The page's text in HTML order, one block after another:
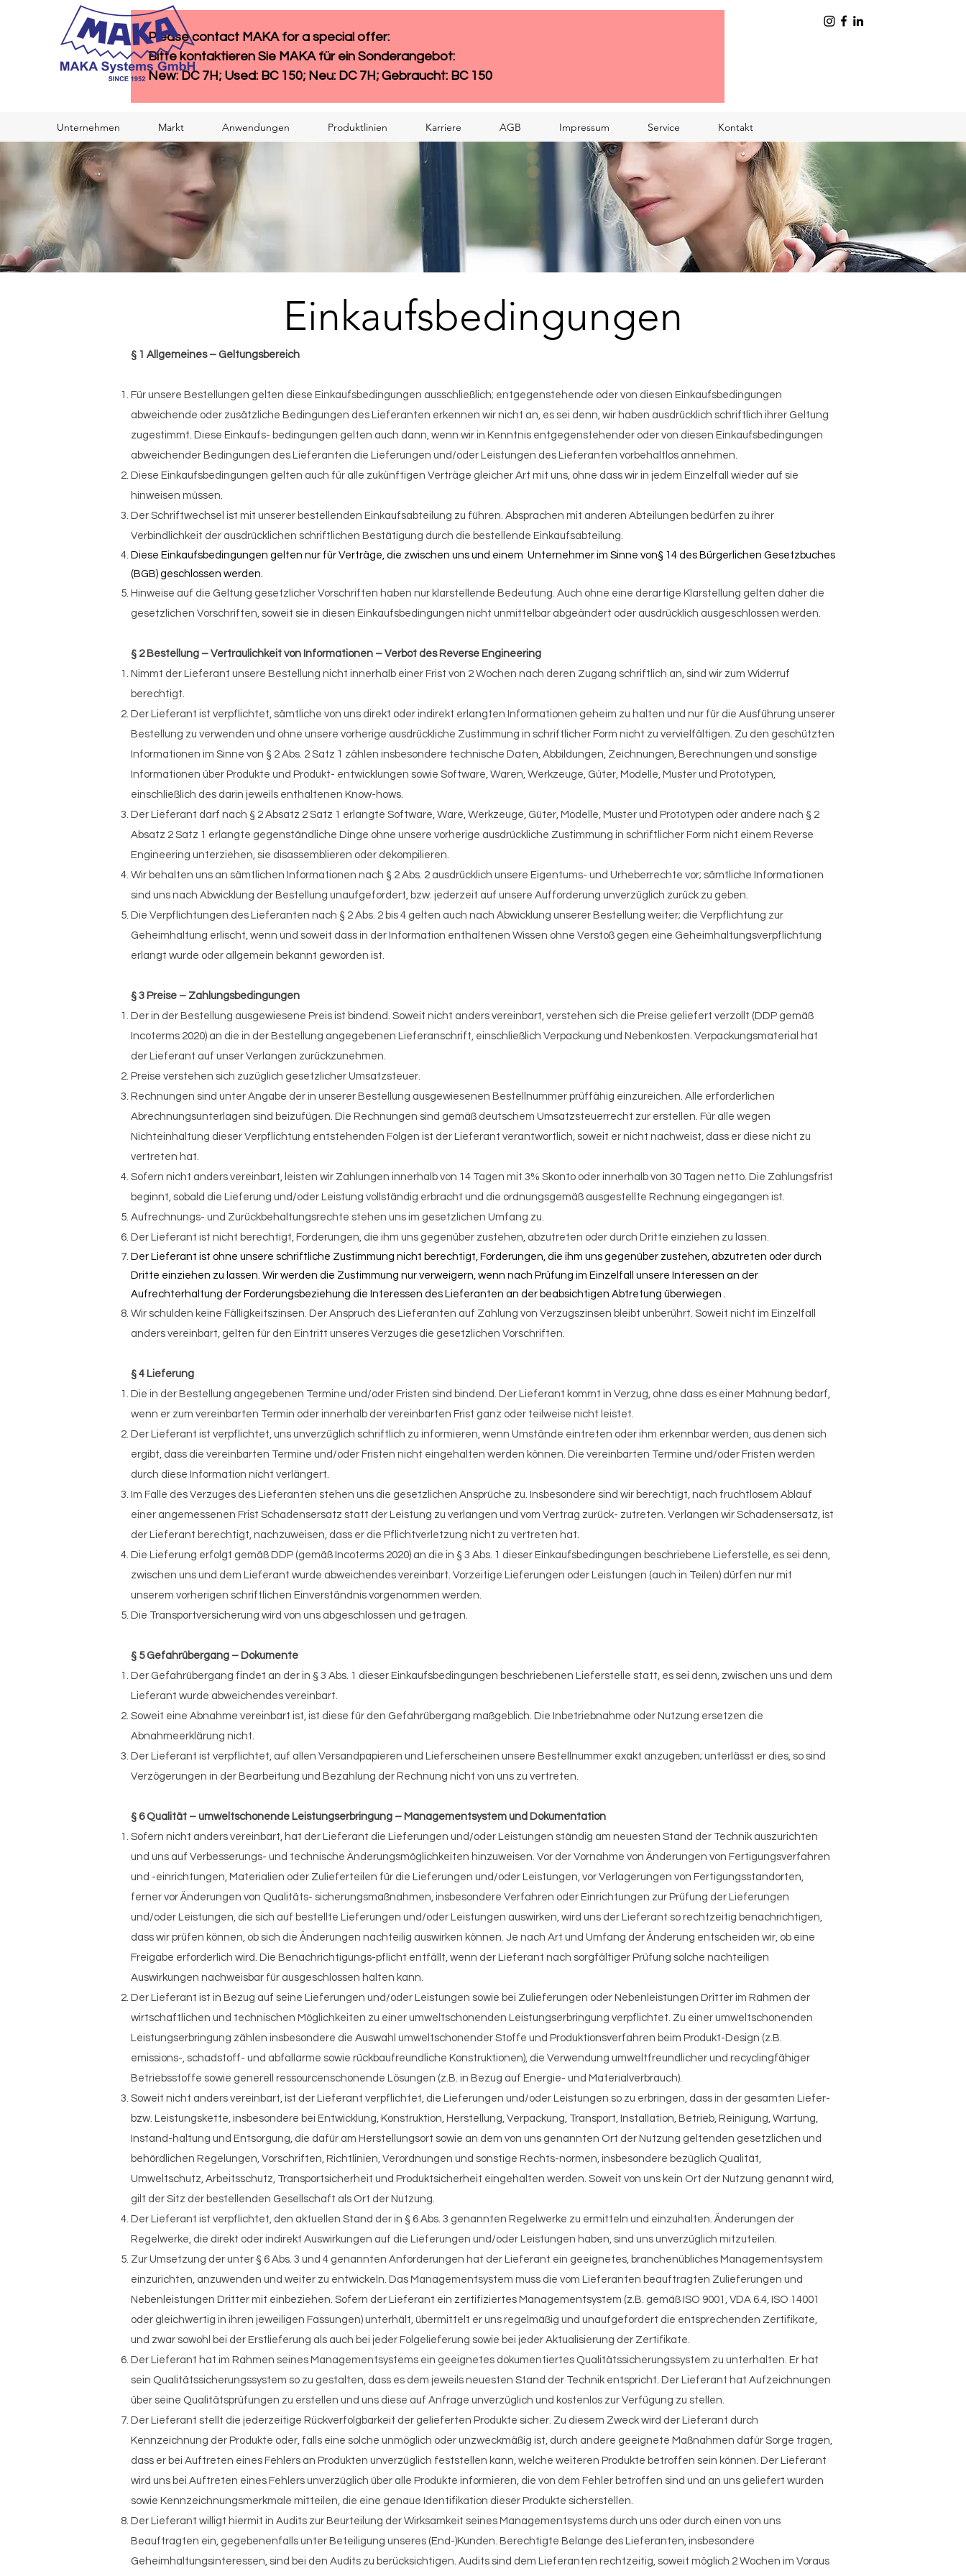
Unternehmen Markt Anwendungen Produktlinien Karriere AGB Impressum Service Kontakt
Please contact MAKA for a special offer:
Bitte kontaktieren Sie MAKA für ein Sonderangebot:
New: DC 7H; Used: BC 150; Neu: DC 7H; Gebraucht: BC 150
Einkaufsbedingungen
§ 1 Allgemeines – Geltungsbereich
Für unsere Bestellungen gelten diese Einkaufsbedingungen ausschließlich; entgegenstehende oder von diesen Einkaufsbedingungen
abweichende oder zusätzliche Bedingungen des Lieferanten erkennen wir nicht an, es sei denn, wir haben ausdrücklich schriftlich ihrer Geltung
zugestimmt. Diese Einkaufs- bedingungen gelten auch dann, wenn wir in Kenntnis entgegenstehender oder von diesen Einkaufsbedingungen
abweichender Bedingungen des Lieferanten die Lieferungen und/oder Leistungen des Lieferanten vorbehaltlos annehmen.
Diese Einkaufsbedingungen gelten auch für alle zukünftigen Verträge gleicher Art mit uns, ohne dass wir in jedem Einzelfall wieder auf sie
hinweisen müssen.
Der Schriftwechsel ist mit unserer bestellenden Einkaufsabteilung zu führen. Absprachen mit anderen Abteilungen bedürfen zu ihrer
Verbindlichkeit der ausdrücklichen schriftlichen Bestätigung durch die bestellende Einkaufsabteilung.
Diese Einkaufsbedingungen gelten nur für Verträge, die zwischen uns und einem Unternehmer im Sinne von§ 14 des Bürgerlichen Gesetzbuches
(BGB) geschlossen werden.
Hinweise auf die Geltung gesetzlicher Vorschriften haben nur klarstellende Bedeutung. Auch ohne eine derartige Klarstellung gelten daher die
gesetzlichen Vorschriften, soweit sie in diesen Einkaufsbedingungen nicht unmittelbar abgeändert oder ausdrücklich ausgeschlossen werden.
§ 2 Bestellung – Vertraulichkeit von Informationen – Verbot des Reverse Engineering
Nimmt der Lieferant unsere Bestellung nicht innerhalb einer Frist von 2 Wochen nach deren Zugang schriftlich an, sind wir zum Widerruf
berechtigt.
Der Lieferant ist verpflichtet, sämtliche von uns direkt oder indirekt erlangten Informationen geheim zu halten und nur für die Ausführung unserer
Bestellung zu verwenden und ohne unsere vorherige ausdrückliche Zustimmung in schriftlicher Form nicht zu vervielfältigen. Zu den geschützten
Informationen im Sinne von § 2 Abs. 2 Satz 1 zählen insbesondere technische Daten, Abbildungen, Zeichnungen, Berechnungen und sonstige
Informationen über Produkte und Produkt- entwicklungen sowie Software, Waren, Werkzeuge, Güter, Modelle, Muster und Prototypen,
einschließlich des darin jeweils enthaltenen Know-hows.
Der Lieferant darf nach § 2 Absatz 2 Satz 1 erlangte Software, Ware, Werkzeuge, Güter, Modelle, Muster und Prototypen oder andere nach § 2
Absatz 2 Satz 1 erlangte gegenständliche Dinge ohne unsere vorherige ausdrückliche Zustimmung in schriftlicher Form nicht einem Reverse
Engineering unterziehen, sie disassemblieren oder dekompilieren.
Wir behalten uns an sämtlichen Informationen nach § 2 Abs. 2 ausdrücklich unsere Eigentums- und Urheberrechte vor; sämtliche Informationen
sind uns nach Abwicklung der Bestellung unaufgefordert, bzw. jederzeit auf unsere Aufforderung unverzüglich zurück zu geben.
Die Verpflichtungen des Lieferanten nach § 2 Abs. 2 bis 4 gelten auch nach Abwicklung unserer Bestellung weiter; die Verpflichtung zur
Geheimhaltung erlischt, wenn und soweit dass in der Information enthaltenen Wissen ohne Verstoß gegen eine Geheimhaltungsverpflichtung
erlangt wurde oder allgemein bekannt geworden ist.
§ 3 Preise – Zahlungsbedingungen
Der in der Bestellung ausgewiesene Preis ist bindend. Soweit nicht anders vereinbart, verstehen sich die Preise geliefert verzollt (DDP gemäß
Incoterms 2020) an die in der Bestellung angegebenen Lieferanschrift, einschließlich Verpackung und Nebenkosten. Verpackungsmaterial hat
der Lieferant auf unser Verlangen zurückzunehmen.
Preise verstehen sich zuzüglich gesetzlicher Umsatzsteuer.
Rechnungen sind unter Angabe der in unserer Bestellung ausgewiesenen Bestellnummer prüffähig einzureichen. Alle erforderlichen
Abrechnungsunterlagen sind beizufügen. Die Rechnungen sind gemäß deutschem Umsatzsteuerrecht zur erstellen. Für alle wegen
Nichteinhaltung dieser Verpflichtung entstehenden Folgen ist der Lieferant verantwortlich, soweit er nicht nachweist, dass er diese nicht zu
vertreten hat.
Sofern nicht anders vereinbart, leisten wir Zahlungen innerhalb von 14 Tagen mit 3% Skonto oder innerhalb von 30 Tagen netto. Die Zahlungsfrist
beginnt, sobald die Lieferung und/oder Leistung vollständig erbracht und die ordnungsgemäß ausgestellte Rechnung eingegangen ist.
Aufrechnungs- und Zurückbehaltungsrechte stehen uns im gesetzlichen Umfang zu.
Der Lieferant ist nicht berechtigt, Forderungen, die ihm uns gegenüber zustehen, abzutreten oder durch Dritte einziehen zu lassen.
Der Lieferant ist ohne unsere schriftliche Zustimmung nicht berechtigt, Forderungen, die ihm uns gegenüber zustehen, abzutreten oder durch
Dritte einziehen zu lassen. Wir werden die Zustimmung nur verweigern, wenn nach Prüfung im Einzelfall unsere Interessen an der
Aufrechterhaltung der Forderungsbeziehung die Interessen des Lieferanten an der beabsichtigen Abtretung überwiegen .
Wir schulden keine Fälligkeitszinsen. Der Anspruch des Lieferanten auf Zahlung von Verzugszinsen bleibt unberührt. Soweit nicht im Einzelfall
anders vereinbart, gelten für den Eintritt unseres Verzuges die gesetzlichen Vorschriften.
§ 4 Lieferung
Die in der Bestellung angegebenen Termine und/oder Fristen sind bindend. Der Lieferant kommt in Verzug, ohne dass es einer Mahnung bedarf,
wenn er zum vereinbarten Termin oder innerhalb der vereinbarten Frist ganz oder teilweise nicht leistet.
Der Lieferant ist verpflichtet, uns unverzüglich schriftlich zu informieren, wenn Umstände eintreten oder ihm erkennbar werden, aus denen sich
ergibt, dass die vereinbarten Termine und/oder Fristen nicht eingehalten werden können. Die vereinbarten Termine und/oder Fristen werden
durch diese Information nicht verlängert.
Im Falle des Verzuges des Lieferanten stehen uns die gesetzlichen Ansprüche zu. Insbesondere sind wir berechtigt, nach fruchtlosem Ablauf
einer angemessenen Frist Schadensersatz statt der Leistung zu verlangen und vom Vertrag zurück- zutreten. Verlangen wir Schadensersatz, ist
der Lieferant berechtigt, nachzuweisen, dass er die Pflichtverletzung nicht zu vertreten hat.
Die Lieferung erfolgt gemäß DDP (gemäß Incoterms 2020) an die in § 3 Abs. 1 dieser Einkaufsbedingungen beschriebene Lieferstelle, es sei denn,
zwischen uns und dem Lieferant wurde abweichendes vereinbart. Vorzeitige Lieferungen oder Leistungen (auch in Teilen) dürfen nur mit
unserem vorherigen schriftlichen Einverständnis vorgenommen werden.
Die Transportversicherung wird von uns abgeschlossen und getragen.
§ 5 Gefahrübergang – Dokumente
Der Gefahrübergang findet an der in § 3 Abs. 1 dieser Einkaufsbedingungen beschriebenen Lieferstelle statt, es sei denn, zwischen uns und dem
Lieferant wurde abweichendes vereinbart.
Soweit eine Abnahme vereinbart ist, ist diese für den Gefahrübergang maßgeblich. Die Inbetriebnahme oder Nutzung ersetzen die
Abnahmeerklärung nicht.
Der Lieferant ist verpflichtet, auf allen Versandpapieren und Lieferscheinen unsere Bestellnummer exakt anzugeben; unterlässt er dies, so sind
Verzögerungen in der Bearbeitung und Bezahlung der Rechnung nicht von uns zu vertreten.
§ 6 Qualität – umweltschonende Leistungserbringung – Managementsystem und Dokumentation
Sofern nicht anders vereinbart, hat der Lieferant die Lieferungen und/oder Leistungen ständig am neuesten Stand der Technik auszurichten
und uns auf Verbesserungs- und technische Änderungsmöglichkeiten hinzuweisen. Vor der Vornahme von Änderungen von Fertigungsverfahren
und -einrichtungen, Materialien oder Zulieferteilen für die Lieferungen und/oder Leistungen, vor Verlagerungen von Fertigungsstandorten,
ferner vor Änderungen von Qualitäts- sicherungsmaßnahmen, insbesondere Verfahren oder Einrichtungen zur Prüfung der Lieferungen
und/oder Leistungen, die sich auf bestellte Lieferungen und/oder Leistungen auswirken, wird uns der Lieferant so rechtzeitig benachrichtigen,
dass wir prüfen können, ob sich die Änderungen nachteilig auswirken können. Je nach Art und Umfang der Änderung entscheiden wir, ob eine
Freigabe erforderlich wird. Die Benachrichtigungs-pflicht entfällt, wenn der Lieferant nach sorgfältiger Prüfung solche nachteiligen
Auswirkungen nachweisbar für ausgeschlossen halten kann.
Der Lieferant ist in Bezug auf seine Lieferungen und/oder Leistungen sowie bei Zulieferungen oder Nebenleistungen Dritter im Rahmen der
wirtschaftlichen und technischen Möglichkeiten zu einer umweltschonenden Leistungserbringung verpflichtet. Zu einer umweltschonenden
Leistungserbringung zählen insbesondere die Auswahl umweltschonender Stoffe und Produktionsverfahren beim Produkt-Design (z.B.
emissions-, schadstoff- und abfallarme sowie rückbaufreundliche Konstruktionen), die Verwendung umweltfreundlicher und recyclingfähiger
Betriebsstoffe sowie generell ressourcenschonende Lösungen (z. B. in Bezug auf Energie- und Materialverbrauch).
Soweit nicht anders vereinbart, ist der Lieferant verpflichtet, die Lieferungen und/oder Leistungen so zu erbringen, dass in der gesamten Liefer-
bzw. Leistungskette, insbesondere bei Entwicklung, Konstruktion, Herstellung, Verpackung, Transport, Installation, Betrieb, Reinigung, Wartung,
Instand-haltung und Entsorgung, die dafür am Herstellungsort sowie an dem von uns genannten Ort der Nutzung geltenden gesetzlichen und
behördlichen Regelungen, Vorschriften, Richtlinien, Verordnungen und sonstige Rechts-normen, insbesondere bezüglich Qualität,
Umweltschutz, Arbeitsschutz, Transportsicherheit und Produktsicherheit eingehalten werden. Soweit von uns kein Ort der Nutzung genannt wird,
gilt der Sitz der bestellenden Gesellschaft als Ort der Nutzung.
Der Lieferant ist verpflichtet, den aktuellen Stand der in § 6 Abs. 3 genannten Regelwerke zu ermitteln und einzuhalten. Änderungen der
Regelwerke, die direkt oder indirekt Auswirkungen auf die Lieferungen und/oder Leistungen haben, sind uns unverzüglich mitzuteilen.
Zur Umsetzung der unter § 6 Abs. 3 und 4 genannten Anforderungen hat der Lieferant ein geeignetes, branchenübliches Managementsystem
einzurichten, anzuwenden und weiter zu entwickeln. Das Managementsystem muss die vom Lieferanten beauftragten Zulieferungen und
Nebenleistungen Dritter mit einbeziehen. Sofern der Lieferant ein zertifiziertes Managementsystem (z.B. gemäß ISO 9001, VDA 6.4, ISO 14001
oder gleichwertig in ihren jeweiligen Fassungen) unterhält, übermittelt er uns regelmäßig und unaufgefordert die entsprechenden Zertifikate,
und zwar sowohl bei der Erstlieferung als auch bei jeder Folgelieferung sowie bei jeder Aktualisierung der Zertifikate.
Der Lieferant hat im Rahmen seines Managementsystems ein geeignetes dokumentiertes Qualitätssicherungssystem zu unterhalten. Er hat
sein Qualitätssicherungssystem so zu gestalten, dass es dem jeweils neuesten Stand der Technik entspricht. Der Lieferant hat Aufzeichnungen
über seine Qualitätsprüfungen zu erstellen und uns diese auf Anfrage unverzüglich und kostenlos zur Verfügung zu stellen.
Der Lieferant stellt die jederzeitige Rückverfolgbarkeit der gelieferten Produkte sicher. Zu diesem Zweck wird der Lieferant durch
Kennzeichnung der Produkte oder, falls eine solche unmöglich oder unzweckmäßig ist, durch andere geeignete Maßnahmen dafür Sorge tragen,
dass er bei Auftreten eines Fehlers an Produkten unverzüglich feststellen kann, welche weiteren Produkte betroffen sein können. Der Lieferant
wird uns bei Auftreten eines Fehlers unverzüglich über alle Produkte informieren, die von dem Fehler betroffen sind und an uns geliefert wurden
sowie Kennzeichnungsmerkmale mitteilen, die eine genaue Identifikation dieser Produkte sicherstellen.
Der Lieferant willigt hiermit in Audits zur Beurteilung der Wirksamkeit seines Managementsystems durch uns oder durch einen von uns
Beauftragten ein, gegebenenfalls unter Beteiligung unseres (End-)Kunden. Berechtigte Belange des Lieferanten, insbesondere
Geheimhaltungsinteressen, sind bei den Audits zu berücksichtigen. Audits sind dem Lieferanten rechtzeitig, soweit möglich 2 Wochen im Voraus